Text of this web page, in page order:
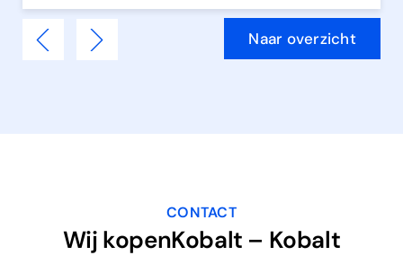
Naar overzicht
CONTACT
Wij kopenKobalt – Kobalt